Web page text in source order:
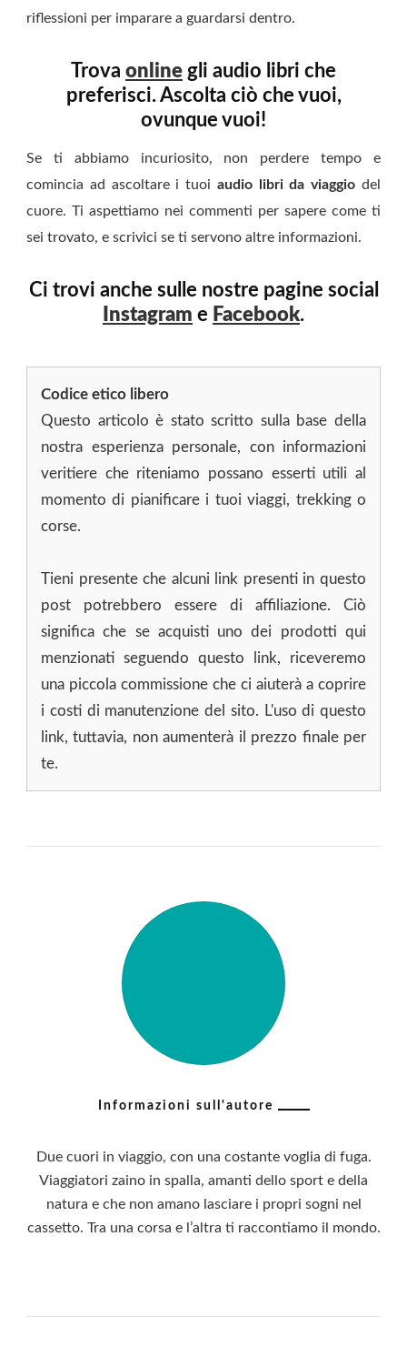
riflessioni per imparare a guardarsi dentro.
Trova online gli audio libri che
preferisci. Ascolta ciò che vuoi,
ovunque vuoi!
Se ti abbiamo incuriosito, non perdere tempo e
comincia ad ascoltare i tuoi audio libri da viaggio del
cuore. Ti aspettiamo nei commenti per sapere come ti
sei trovato, e scrivici se ti servono altre informazioni.
Ci trovi anche sulle nostre pagine social
Instagram e Facebook.
Codice etico libero
Questo articolo è stato scritto sulla base della
nostra esperienza personale, con informazioni
veritiere che riteniamo possano esserti utili al
momento di pianificare i tuoi viaggi, trekking o
corse.
Tieni presente che alcuni link presenti in questo
post potrebbero essere di affiliazione. Ciò
significa che se acquisti uno dei prodotti qui
menzionati seguendo questo link, riceveremo
una piccola commissione che ci aiuterà a coprire
i costi di manutenzione del sito. L'uso di questo
link, tuttavia, non aumenterà il prezzo finale per
te.
Informazioni sull'autore
Due cuori in viaggio, con una costante voglia di fuga.
Viaggiatori zaino in spalla, amanti dello sport e della
natura e che non amano lasciare i propri sogni nel
cassetto. Tra una corsa e l’altra ti raccontiamo il mondo.